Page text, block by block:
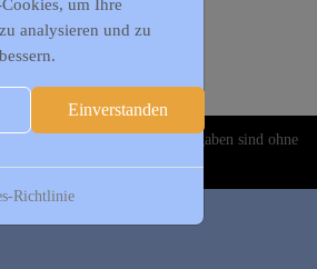
Gillrath 1911 e. V. Alle Angaben sind ohne
Gewähr!
um Ihre
analysieren und zu
Einverstanden
Richtlinie